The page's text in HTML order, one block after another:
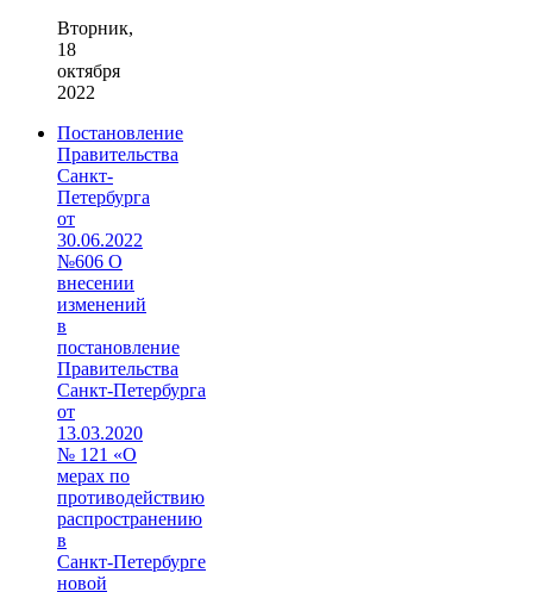
Вторник,
18
октября
2022
Постановление
Правительства
Санкт-
Петербурга
от
30.06.2022
№606 О
внесении
изменений
в
постановление
Правительства
Санкт‑Петербурга
от
13.03.2020
№ 121 «О
мерах по
противодействию
распространению
в
Санкт‑Петербурге
новой